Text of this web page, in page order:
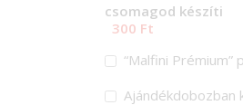
csomagod készíti
300 Ft
“Malfini Prémium”
Ajándékdobozban